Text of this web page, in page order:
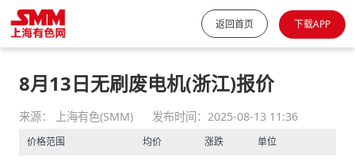
返回首页 下载APP
8月13日无刷废电机(浙江)报价
来源： 上海有色(SMM) 发布时间：2025-08-13 11:36
价格范围 均价 涨跌 单位